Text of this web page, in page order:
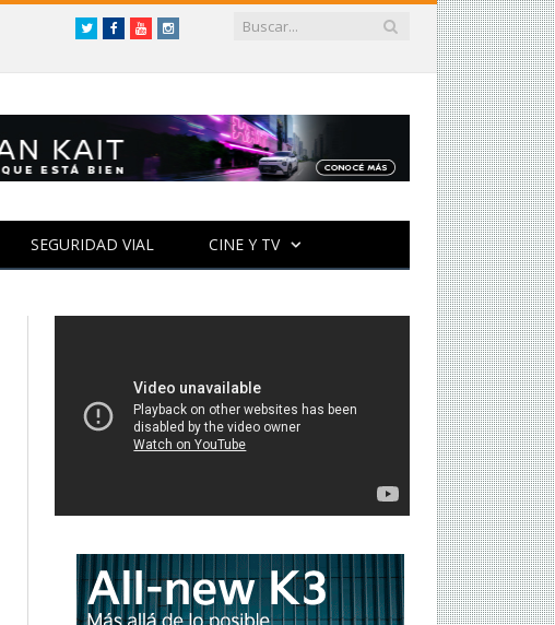
TwitterFacebookYouTubeInstagram
SEGURIDAD VIAL CINE Y TV